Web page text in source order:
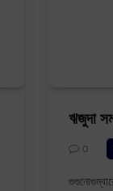
ঋজুদা
0